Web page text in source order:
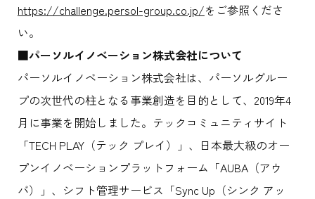
https://challenge.persol-group.co.jp/をご参照くださ
い。
■パーソルイノベーション株式会社について
パーソルイノベーション株式会社は、パーソルグルー
プの次世代の柱となる事業創造を目的として、2019年4
月に事業を開始しました。テックコミュニティサイト
「TECH PLAY（テック プレイ）」、日本最大級のオー
プンイノベーションプラットフォーム「AUBA（アウ
バ）」、シフト管理サービス「Sync Up（シンク アッ